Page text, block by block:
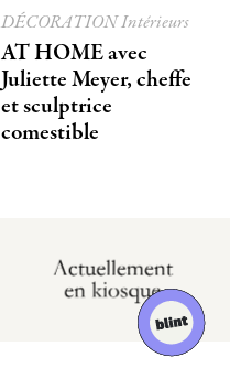
DÉCORATIONIntérieurs
AT HOME avec
Juliette Meyer, cheffe
et sculptrice
comestible